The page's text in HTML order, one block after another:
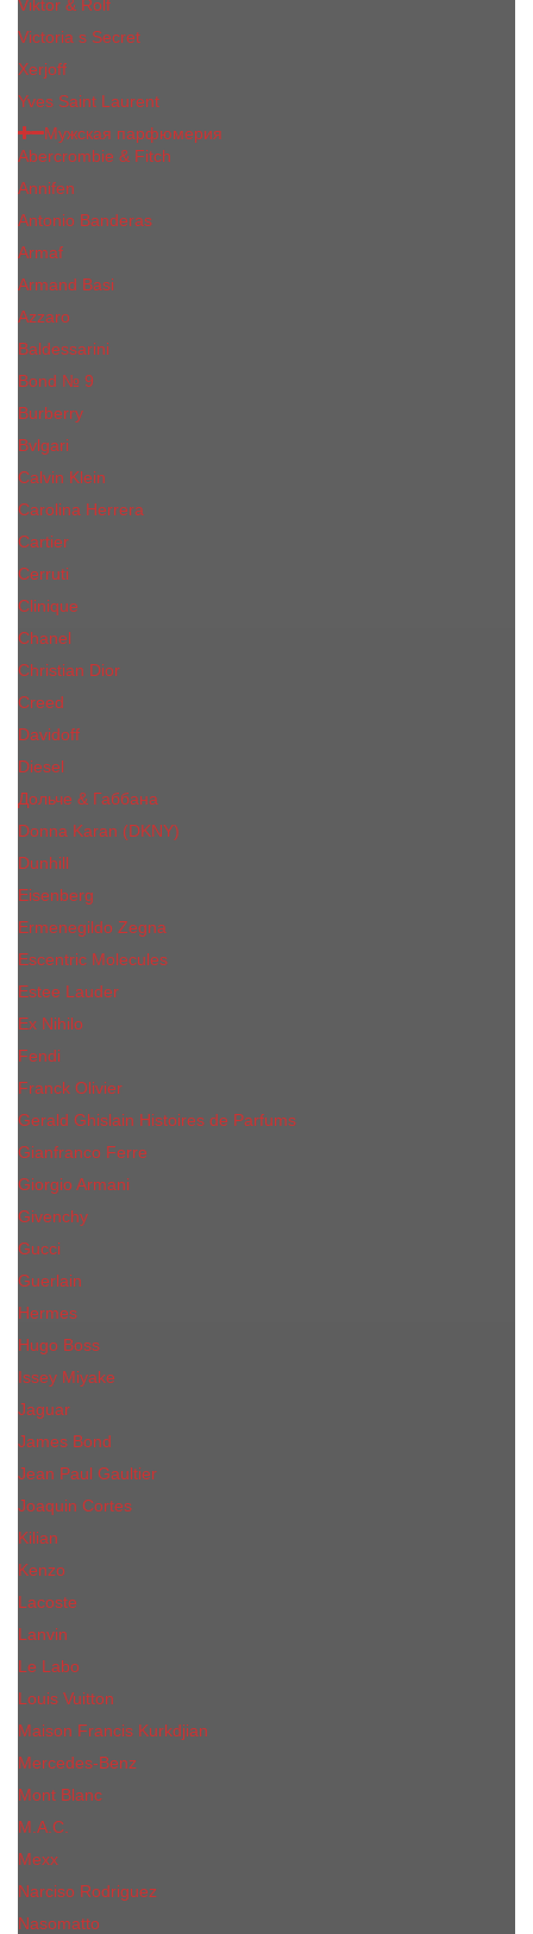
Viktor & Rolf
Victoria s Secret
Xerjoff
Yves Saint Laurent
Мужская парфюмерия
Abercrombie & Fitch
Annifen
Antonio Banderas
Armaf
Armand Basi
Azzaro
Baldessarini
Bond № 9
Burberry
Bvlgari
Calvin Klein
Carolina Herrera
Cartier
Cerruti
Сliniquе
Chanel
Christian Dior
Creed
Davidoff
Diesel
Дольче & Габбана
Donna Karan (DKNY)
Dunhill
Eisenberg
Ermenegildo Zegna
Escentric Molecules
Еsteе Lаudеr
Ex Nihilo
Fendi
Franck Olivier
Gerald Ghislain Histoires de Parfums
Gianfranco Ferre
Giorgio Armani
Givenchy
Gucci
Guerlain
Hermes
Hugo Boss
Issey Miyake
Jaguar
James Bond
Jean Paul Gaultier
Joaquin Сortes
Kilian
Kenzo
Lacoste
Lanvin
Le Labo
Louis Vuitton
Maison Francis Kurkdjian
Mercedes-Benz
Mont Blanc
M.А.C.
Mexx
Narciso Rodriguez
Nasomatto